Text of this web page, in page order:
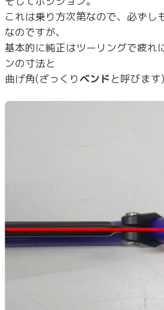
これは乗り方次第なので、必ずし
なのですが、
基本的に純正はツーリングで疲れ
ンの寸法と
曲げ角(ざっくりベンドと呼びます